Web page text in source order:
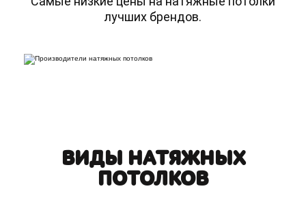
лучших брендов.
ВИДЫ НАТЯЖНЫХ
ПОТОЛКОВ